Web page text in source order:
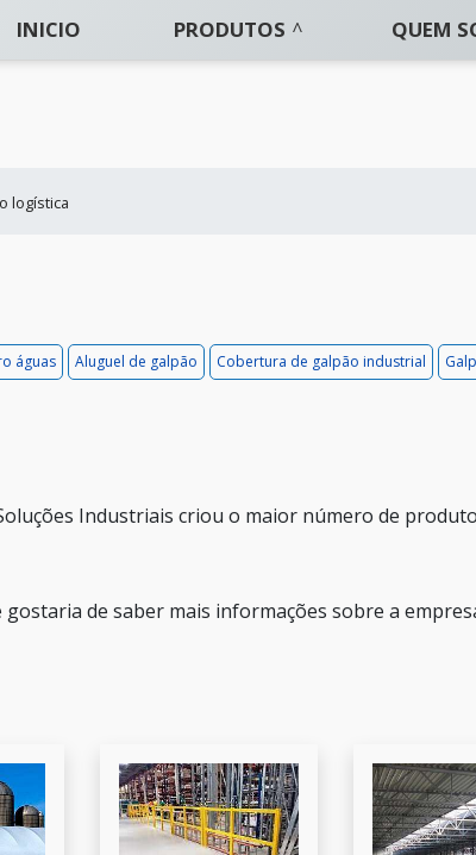
INICIO PRODUTOS QUEM
logística
águas Aluguel de galpão Cobertura de galpão industrial
Industriais criou o maior número de
de saber mais informações sobre a